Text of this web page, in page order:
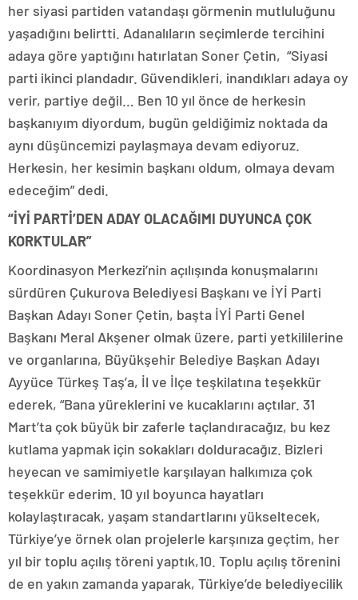
her siyasi partiden vatandaşı görmenin mutluluğunu
yaşadığını belirtti. Adanalıların seçimlerde tercihini
adaya göre yaptığını hatırlatan Soner Çetin, “Siyasi
parti ikinci plandadır. Güvendikleri, inandıkları adaya oy
verir, partiye değil… Ben 10 yıl önce de herkesin
başkanıyım diyordum, bugün geldiğimiz noktada da
aynı düşüncemizi paylaşmaya devam ediyoruz.
Herkesin, her kesimin başkanı oldum, olmaya devam
edeceğim” dedi.
“İYİ PARTİ’DEN ADAY OLACAĞIMI DUYUNCA ÇOK
KORKTULAR”
Koordinasyon Merkezi’nin açılışında konuşmalarını
sürdüren Çukurova Belediyesi Başkanı ve İYİ Parti
Başkan Adayı Soner Çetin, başta İYİ Parti Genel
Başkanı Meral Akşener olmak üzere, parti yetkililerine
ve organlarına, Büyükşehir Belediye Başkan Adayı
Ayyüce Türkeş Taş’a, İl ve İlçe teşkilatına teşekkür
ederek, “Bana yüreklerini ve kucaklarını açtılar. 31
Mart’ta çok büyük bir zaferle taçlandıracağız, bu kez
kutlama yapmak için sokakları dolduracağız. Bizleri
heyecan ve samimiyetle karşılayan halkımıza çok
teşekkür ederim. 10 yıl boyunca hayatları
kolaylaştıracak, yaşam standartlarını yükseltecek,
Türkiye’ye örnek olan projelerle karşınıza geçtim, her
yıl bir toplu açılış töreni yaptık,10. Toplu açılış törenini
de en yakın zamanda yaparak, Türkiye’de belediyecilik